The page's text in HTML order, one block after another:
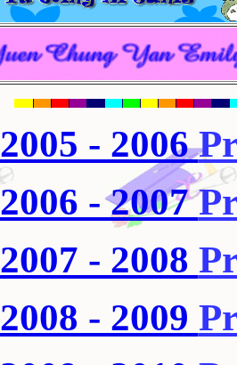
2005 - 2006
2006 - 2007
2007 - 2008
2008 - 2009